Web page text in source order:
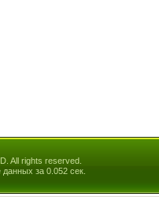
All rights reserved.
за 0.052 сек.